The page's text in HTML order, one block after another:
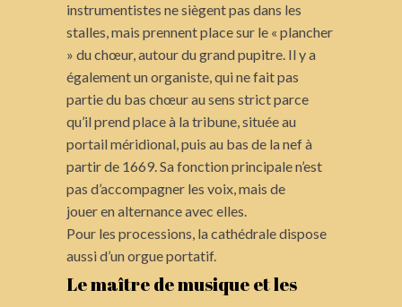
instrumentistes ne siègent pas dans les
stalles, mais prennent place sur le « plancher
» du chœur, autour du grand pupitre. Il y a
également un organiste, qui ne fait pas
partie du bas chœur au sens strict parce
qu’il prend place à la tribune, située au
portail méridional, puis au bas de la nef à
partir de 1669. Sa fonction principale n’est
pas d’accompagner les voix, mais de
jouer en alternance avec elles.
Pour les processions, la cathédrale dispose
aussi d’un orgue portatif.
Le maître de musique et les